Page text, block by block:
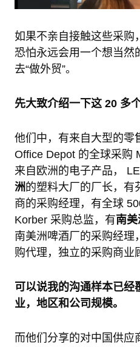
如果不亲自接触这些采购
恐怕永远会用一个想当然
去“做外贸”。
先大致介绍一下这 20 多
他们中，有来自大型的零
Office Depot 的全球采购
来自欧洲的电子产品，
洲的塑料大厂的厂长，有
商的采购经理，有全球
Korber 采购总监，有南
南美洲啤酒厂的采购经理
购代理，独立的采购商业
可以说我的沟通样本已经
业，地区和公司规模。
而他们分享的对中国供应